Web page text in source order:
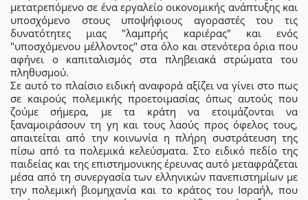
μετατρεπόμενο σε ένα εργαλείο οικονομικής ανάπτυξης και
υποσχόμενο στους υποψήφιους αγοραστές του τις
δυνατότητες μιας "λαμπρής καριέρας" και ενός
"υποσχόμενου μέλλοντος" στα όλο και στενότερα όρια που
αφήνει ο καπιταλισμός στα πληβειακά στρώματα του
πληθυσμού.
Σε αυτό το πλαίσιο ειδική αναφορά αξίζει να γίνει στο πως
σε καιρούς πολεμικής προετοιμασίας όπως αυτούς που
ζούμε σήμερα, με τα κράτη να ετοιμάζονται να
ξαναμοιράσουν τη γη και τους λαούς προς όφελος τους,
απαιτείται από την κοινωνία η πλήρη συστράτευση της
πίσω από τα πολεμικά κελεύσματα. Στο ειδικό πεδίο της
παιδείας και της επιστημονικης έρευνας αυτό μεταφράζεται
μέσα από τη συνεργασία των ελληνικών πανεπιστημίων με
την πολεμική βιομηχανία και το κράτος του Ισραήλ, που